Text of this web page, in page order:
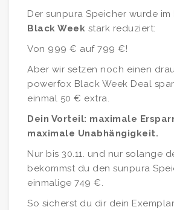
Der sunpura Speicher wurde im
Black Week stark reduziert:
Von 999 € auf 799 €!
Aber wir setzen noch einen
powerfox Black Week Deal
einmal 50 € extra.
Dein Vorteil: maximale
maximale Unabhängigkeit.
Nur bis 30.11. und nur solange
bekommst du den sunpura
einmalige 749 €.
So sicherst du dir dein